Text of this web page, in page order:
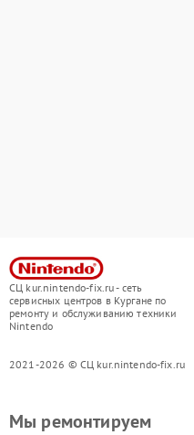
СЦ kur.nintendo-fix.ru - сеть
сервисных центров в Кургане по
ремонту и обслуживанию техники
Nintendo
2021-2026 © СЦ kur.nintendo-fix.ru
Мы ремонтируем